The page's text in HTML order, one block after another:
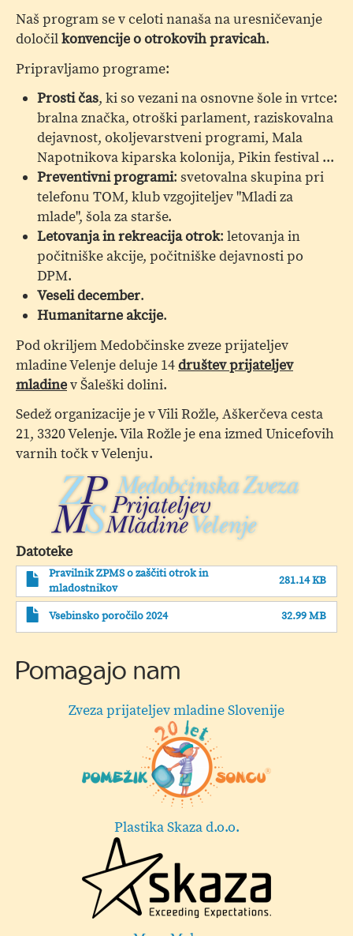
Naš program se v celoti nanaša na uresničevanje
določilkonvencije o otrokovih pravicah.
Pripravljamo programe:
Prosti čas, ki so vezani na osnovne šole in vrtce:
bralna značka, otroški parlament, raziskovalna
dejavnost, okoljevarstveni programi, Mala
Napotnikova kiparska kolonija, Pikin festival ...
Preventivni programi: svetovalna skupina pri
telefonu TOM, klub vzgojiteljev "Mladi za
mlade", šola za starše.
Letovanja in rekreacija otrok: letovanja in
počitniške akcije, počitniške dejavnosti po
DPM.
Veseli december.
Humanitarne akcije.
Pod okriljem Medobčinske zveze prijateljev
mladine Velenje deluje 14društev prijateljev
mladinev Šaleški dolini.
Sedež organizacije je v Vili Rožle, Aškerčeva cesta
21, 3320 Velenje. Vila Rožle je ena izmed Unicefovih
varnih točk v Velenju.
Datoteke
Pravilnik ZPMS o zaščiti otrok in
mladostnikov
281.14 KB
Vsebinsko poročilo 2024 32.99 MB
Pomagajo nam
Zveza prijateljev mladine Slovenije
Plastika Skaza d.o.o.